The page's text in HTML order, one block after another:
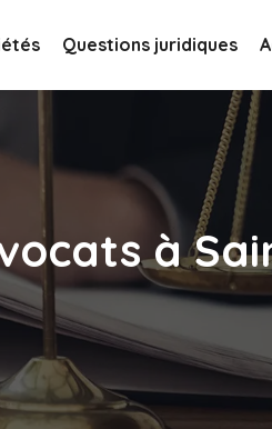
Questions juridiques
à